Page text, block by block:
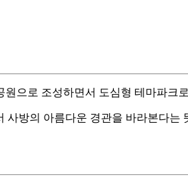
원으로 조성하면서 도심형 테마파크
방의 아름다운 경관을 바라본다는